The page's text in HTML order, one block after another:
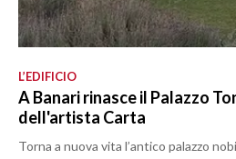
L’EDIFICIO
A Banari rinasce il Palazzo
dell'artista Carta
Torna a nuova vita l’antico palazzo